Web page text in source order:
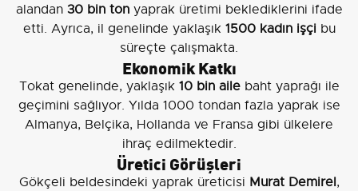
alandan 30 bin tonyaprak üretimi beklediklerini ifade
etti. Ayrıca, il genelinde yaklaşık 1500 kadın işçibu
süreçte çalışmakta.
Ekonomik Katkı
Tokat genelinde, yaklaşık 10 bin ailebaht yaprağı ile
geçimini sağlıyor. Yılda 1000 tondan fazla yaprak ise
Almanya, Belçika, Hollanda ve Fransa gibi ülkelere
ihraç edilmektedir.
Üretici Görüşleri
Gökçeli beldesindeki yaprak üreticisi Murat Demirel,